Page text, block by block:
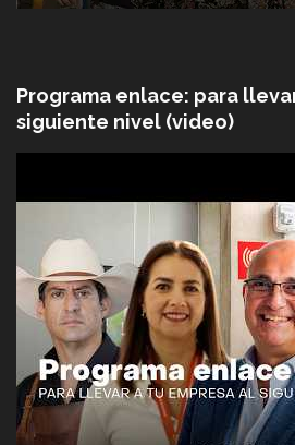
Programa enlace: para
siguiente nivel (video)